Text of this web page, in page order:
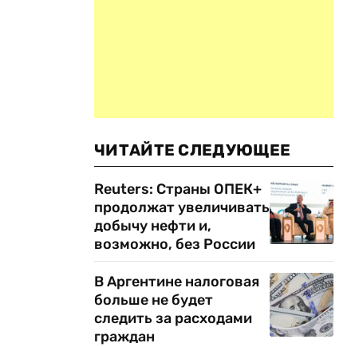
ЧИТАЙТЕ СЛЕДУЮЩЕЕ
Reuters: Страны ОПЕК+
продолжат увеличивать
добычу нефти и,
возможно, без России
В Аргентине налоговая
больше не будет
следить за расходами
граждан